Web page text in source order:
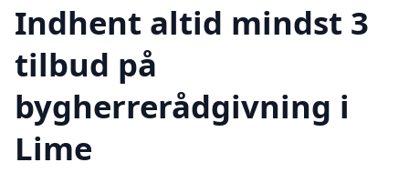
Indhent altid mindst 3
tilbud på
bygherrerådgivning i
Lime